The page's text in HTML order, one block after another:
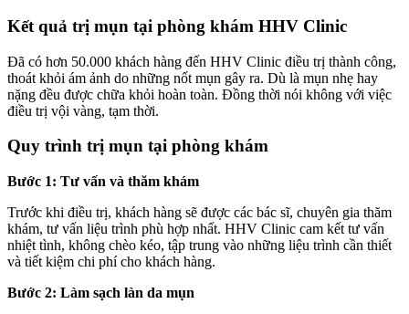
Kết quả trị mụn tại phòng khám HHV Clinic
Đã có hơn 50.000 khách hàng đến HHV Clinic điều trị thành công,
thoát khỏi ám ảnh do những nốt mụn gây ra. Dù là mụn nhẹ hay
nặng đều được chữa khỏi hoàn toàn. Đồng thời nói không với việc
điều trị vội vàng, tạm thời.
Quy trình trị mụn tại phòng khám
Bước 1: Tư vấn và thăm khám
Trước khi điều trị, khách hàng sẽ được các bác sĩ, chuyên gia thăm
khám, tư vấn liệu trình phù hợp nhất. HHV Clinic cam kết tư vấn
nhiệt tình, không chèo kéo, tập trung vào những liệu trình cần thiết
và tiết kiệm chi phí cho khách hàng.
Bước 2: Làm sạch làn da mụn